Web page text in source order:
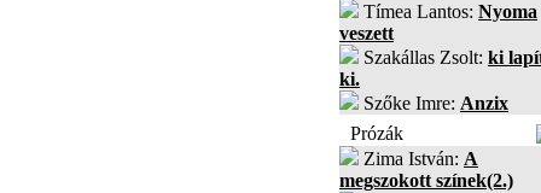
Tímea Lantos: Nyoma
veszett
Szakállas Zsolt: ki
ki.
Szőke Imre: Anzix
Prózák
Zima István: A
megszokott színek(2.)